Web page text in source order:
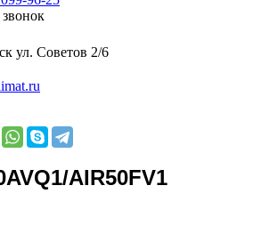
звонок
ул. Советов 2/6
AIR50FV1